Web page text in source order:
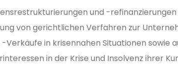
und -
von gerichtlichen Verfahren zur
in krisennahen Situationen sowie
in der Krise und Insolvenz ihrer